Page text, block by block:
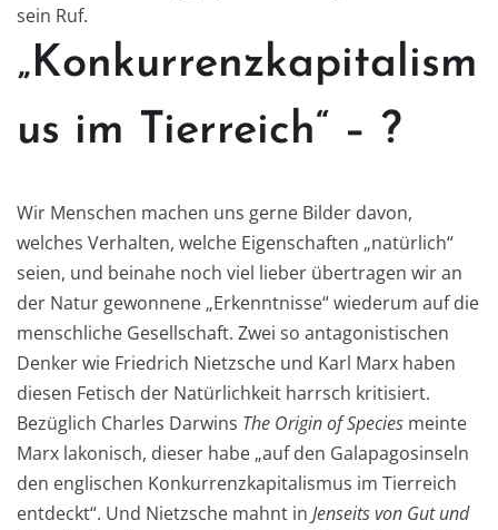
sein Ruf.
„Konkurrenzkapitalism
us im Tierreich“ – ?
Wir Menschen machen uns gerne Bilder davon,
welches Verhalten, welche Eigenschaften „natürlich“
seien, und beinahe noch viel lieber übertragen wir an
der Natur gewonnene „Erkenntnisse“ wiederum auf die
menschliche Gesellschaft. Zwei so antagonistischen
Denker wie Friedrich Nietzsche und Karl Marx haben
diesen Fetisch der Natürlichkeit harrsch kritisiert.
Bezüglich Charles Darwins The Origin of Species meinte
Marx lakonisch, dieser habe „auf den Galapagosinseln
den englischen Konkurrenzkapitalismus im Tierreich
entdeckt“. Und Nietzsche mahnt in Jenseits von Gut und